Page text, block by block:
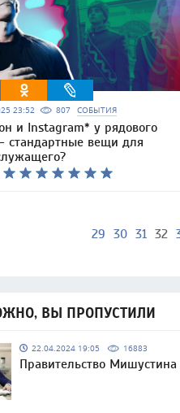
23:52 807 СОБЫТИЯ
и Instagram* у рядового
стандартные вещи для
29 30 31 32
ВЫ ПРОПУСТИЛИ
22.04.2024 19:05 16883
Правительство